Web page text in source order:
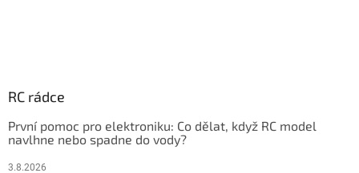
RC rádce
První pomoc pro elektroniku: Co dělat, když RC model
navlhne nebo spadne do vody?
3.8.2026